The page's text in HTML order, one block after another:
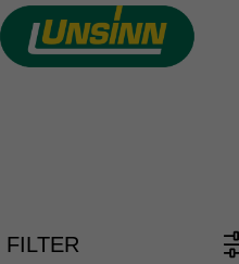
Direkt
zum
Inhalt
FILTER